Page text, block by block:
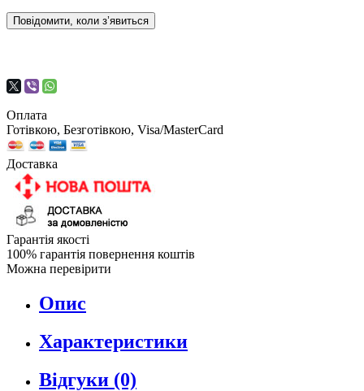
Повідомити, коли з’явиться
Оплата
Готівкою, Безготівкою, Visa/MasterCard
Доставка
Гарантія якості
100% гарантія повернення коштів
Можна перевірити
Опис
Характеристики
Відгуки (0)